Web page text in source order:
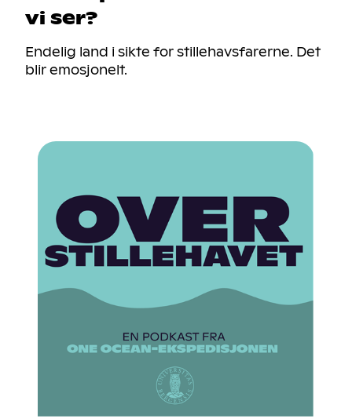
vi ser?
Endelig land i sikte for stillehavsfarerne. Det
blir emosjonelt.